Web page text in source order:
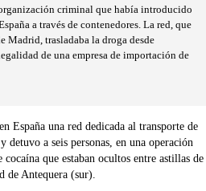
criminal que había introducido
a través de contenedores. La red, que
Madrid, trasladaba la droga desde
de una empresa de importación de
España una red dedicada al transporte de
detuvo a seis personas, en una operación
que estaban ocultos entre astillas de
de Antequera (sur).